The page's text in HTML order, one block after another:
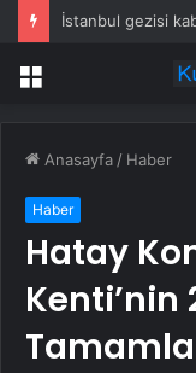
Menü
Anasayfa / Haber
Haber
Hatay
Kenti’nin